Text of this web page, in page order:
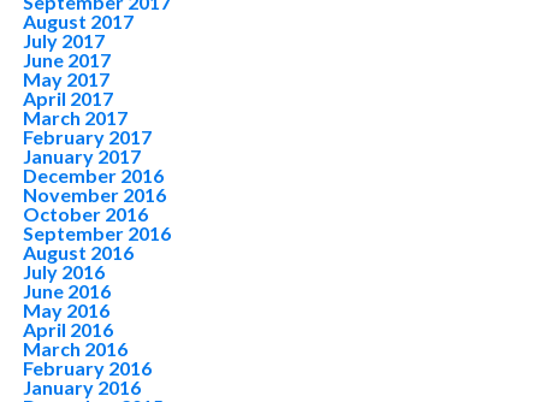
August 2017
July 2017
June 2017
May 2017
April 2017
March 2017
February 2017
January 2017
December 2016
November 2016
October 2016
September 2016
August 2016
July 2016
June 2016
May 2016
April 2016
March 2016
February 2016
January 2016